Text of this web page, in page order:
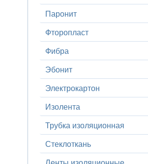
Паронит
Фторопласт
Фибра
Эбонит
Электрокартон
Изолента
Трубка изоляционная
Стеклоткань